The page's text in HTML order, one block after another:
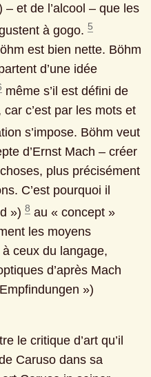
‒ et de l’alcool ‒ que les
à gogo. 5
est bien nette. Böhm
d’une idée
même s’il est défini de
car c’est par les mots et
s’impose. Böhm veut
d’Ernst Mach ‒ créer
plus précisément
C’est pourquoi il
») 8 au « concept »
les moyens
ceux du langage,
d’après Mach
»)
le critique d’art qu’il
Caruso dans sa